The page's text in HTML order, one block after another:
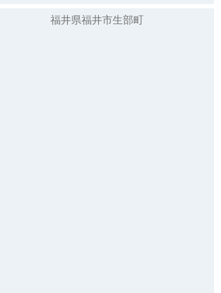
福井県福井市生部町